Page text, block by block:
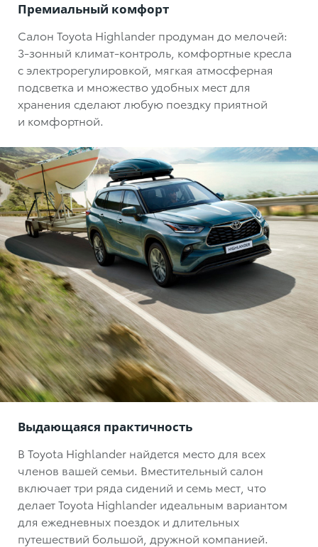
Премиальный комфорт
Салон Toyota Highlander продуман до мелочей:
3-зонный климат-контроль , комфортные кресла
с электрорегулировкой, мягкая атмосферная
подсветка и множество удобных мест для
хранения сделают любую поездку приятной
и комфортной.
Выдающаяся практичность
В Toyota Highlander найдется место для всех
членов вашей семьи. Вместительный салон
включает три ряда сидений и семь мест, что
делает Toyota Highlander идеальным вариантом
для ежедневных поездок и длительных
путешествий большой, дружной компанией.